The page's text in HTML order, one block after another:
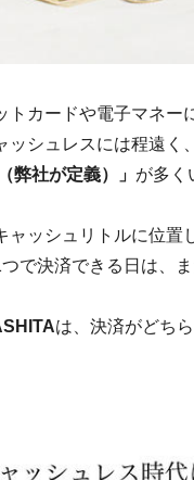
トカードや電子マネー
ッシュレスには程遠く
弊社が定義）」 が多く
ャッシュリトルに位置
で決済できる日は、
は、決済がどち